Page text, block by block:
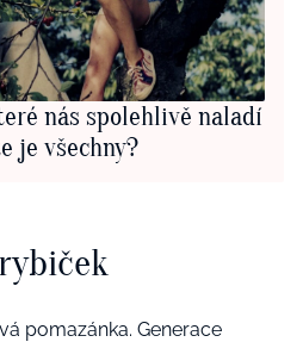
nás spolehlivě naladí
je všechny?
pomazánka. Generace